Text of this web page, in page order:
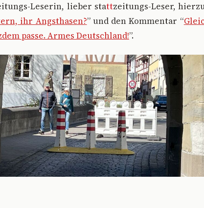
Leserin, lieber stattzeitungs-Leser,
ihr Angsthasen?” und den Kommentar “
passe. Armes Deutschland!”.